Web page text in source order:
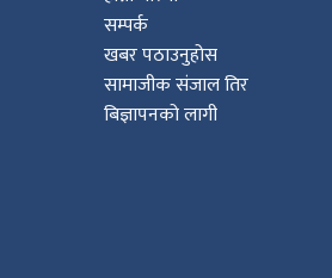
सम्पर्क
खबर पठाउनुहोस
सामाजीक संजाल तिर
बिज्ञापनको लागी